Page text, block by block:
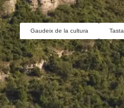
Gaudeix de la cultura Tasta